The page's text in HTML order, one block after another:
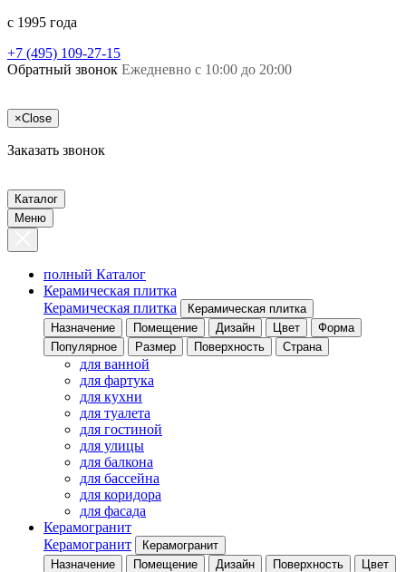
c 1995 года
+7 (495) 109-27-15
Обратный звонок Ежедневно с 10:00 до 20:00
×Close
Заказать звонок
Каталог
Меню
полный Каталог
Керамическая плитка
Керамическая плитка
Керамическая плитка
Назначение
Помещение Дизайн Цвет
Форма
Популярное
Размер Поверхность Страна
для ванной
для фартука
для кухни
для туалета
для гостиной
для улицы
для балкона
для бассейна
для коридора
для фасада
Керамогранит
Керамогранит
Керамогранит
Назначение
Помещение Дизайн Поверхность
Цвет